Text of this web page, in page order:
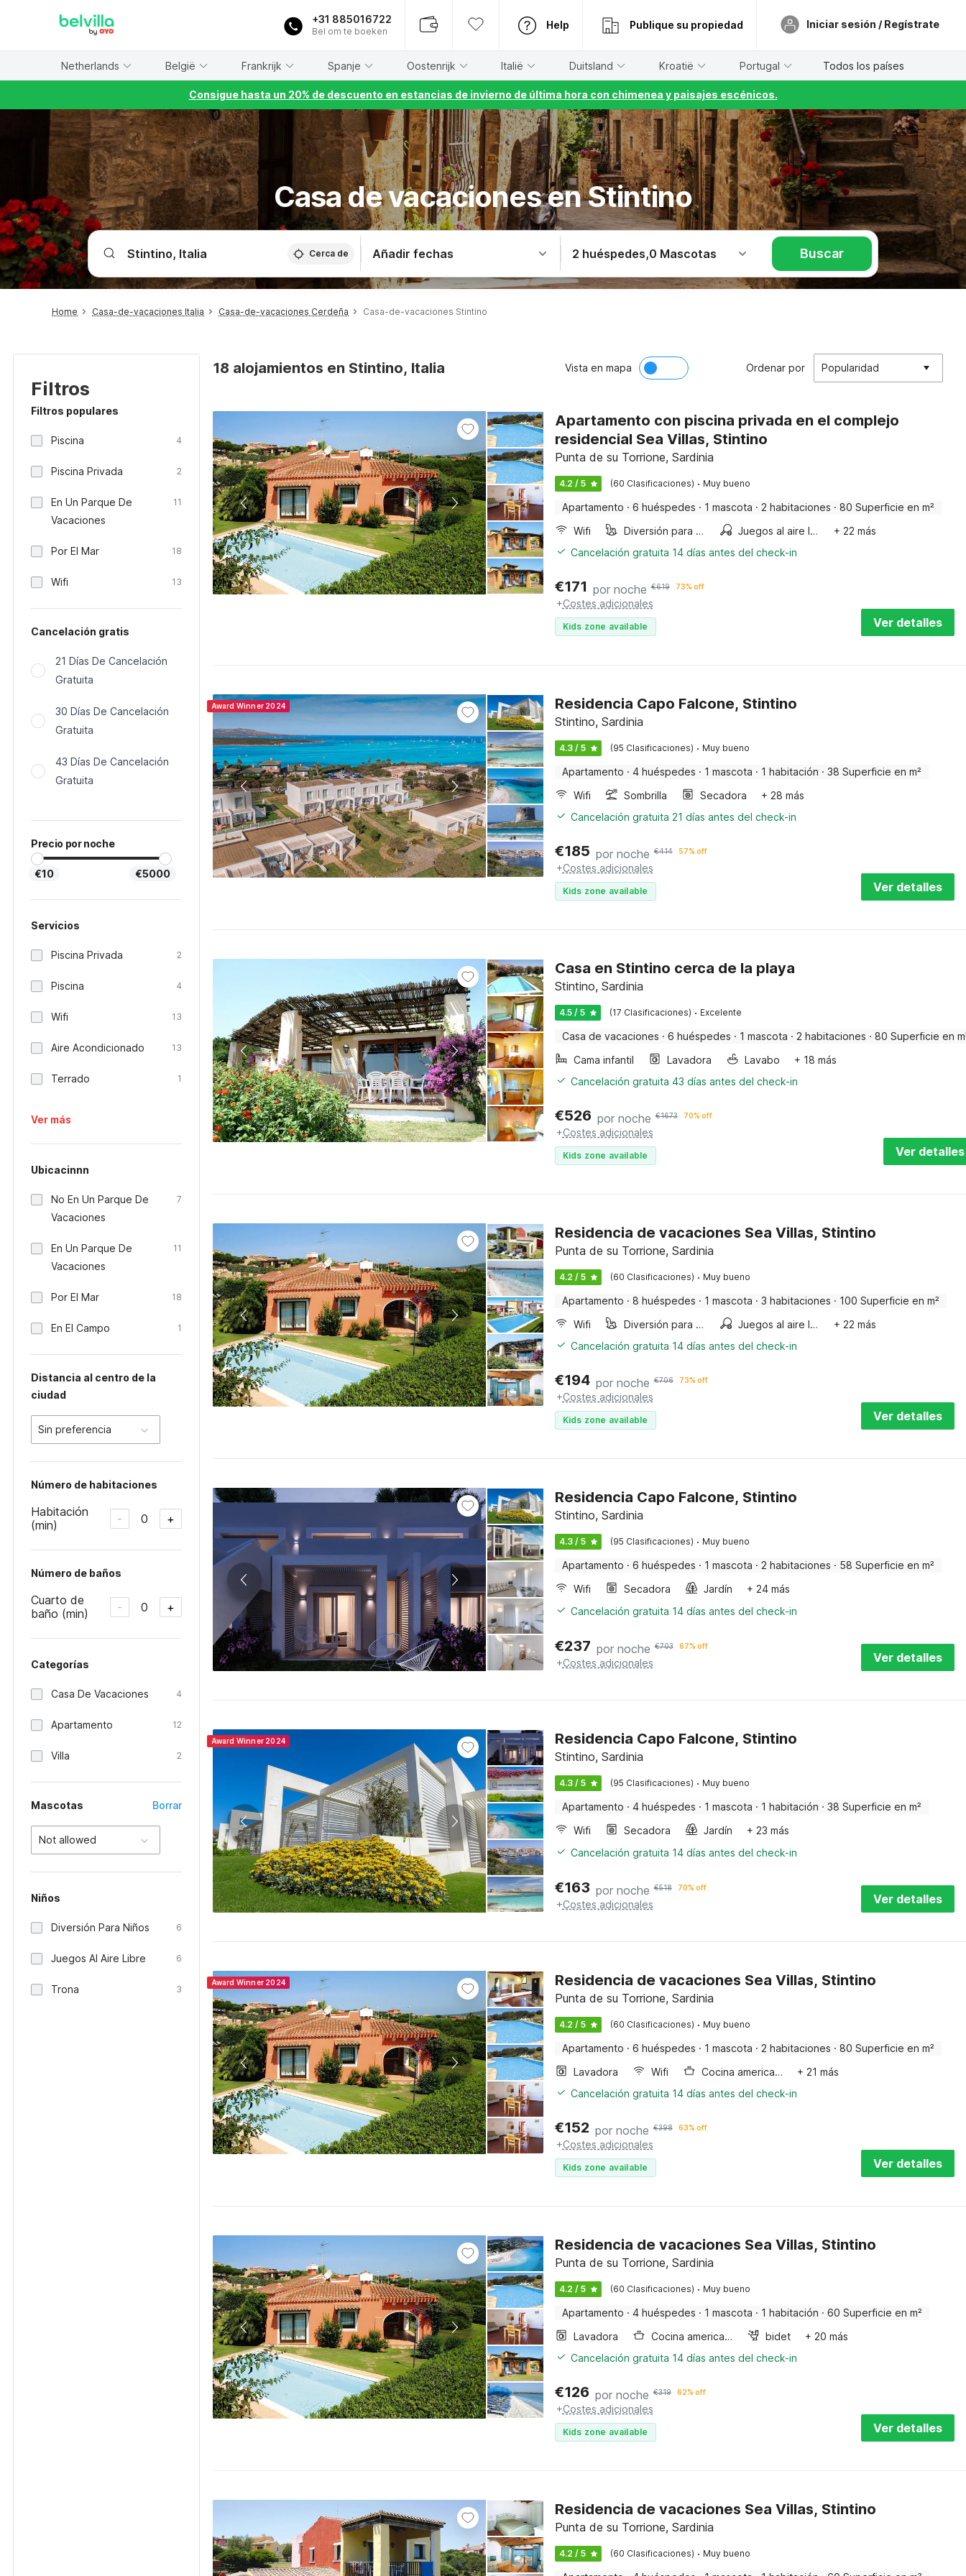
+31 885016722
Bel om te boeken
Help Publique su propiedad Iniciar sesión / Regístrate
Netherlands België Frankrijk Spanje Oostenrijk Italië Duitsland Kroatië Portugal Todos los países
Consigue hasta un 20% de descuento en estancias de invierno de última hora con chimenea y paisajes escénicos.
Casa de vacaciones en Stintino
Cerca de Añadir fechas 2 huéspedes,0 Mascotas Buscar
Home Casa-de-vacaciones Italia Casa-de-vacaciones Cerdeña Casa-de-vacaciones Stintino
Filtros
Filtros populares
Piscina 4
Piscina Privada 2
En Un Parque De
Vacaciones
11
Por El Mar 18
Wifi 13
Cancelación gratis
21 Días De Cancelación
Gratuita
30 Días De Cancelación
Gratuita
43 Días De Cancelación
Gratuita
Precio por noche
€10 €5000
Servicios
Piscina Privada 2
Piscina 4
Wifi 13
Aire Acondicionado 13
Terrado 1
Ver más
Ubicacinnn
No En Un Parque De
Vacaciones
7
En Un Parque De
Vacaciones
11
Por El Mar 18
En El Campo 1
Distancia al centro de la
ciudad
Sin preferencia
Número de habitaciones
Habitación
(min)
- 0 +
Número de baños
Cuarto de
baño (min)
- 0 +
Categorías
Casa De Vacaciones 4
Apartamento 12
Villa 2
Mascotas Borrar
Not allowed
Niños
Diversión Para Niños 6
Juegos Al Aire Libre 6
Trona 3
18 alojamientos en Stintino, Italia Vista en mapa Ordenar por Popularidad
Apartamento con piscina privada en el complejo
residencial Sea Villas, Stintino
Punta de su Torrione, Sardinia
4.2 / 5 (60 Clasificaciones) · Muy bueno
Apartamento · 6 huéspedes · 1 mascota · 2 habitaciones · 80 Superficie en m²
Wifi
Diversión para niños Juegos al aire libre
+ 22 más
Cancelación gratuita 14 días antes del check-in
€171 por noche €619 73% off
+Costes adicionales
Kids zone available Ver detalles
Award Winner 2024 Residencia Capo Falcone, Stintino
Stintino, Sardinia
4.3 / 5 (95 Clasificaciones) · Muy bueno
Apartamento · 4 huéspedes · 1 mascota · 1 habitación · 38 Superficie en m²
Wifi
Sombrilla Secadora
+ 28 más
Cancelación gratuita 21 días antes del check-in
€185 por noche €414 57% off
+Costes adicionales
Kids zone available Ver detalles
Casa en Stintino cerca de la playa
Stintino, Sardinia
4.5 / 5 (17 Clasificaciones) · Excelente
Casa de vacaciones · 6 huéspedes · 1 mascota · 2 habitaciones · 80 Superficie en
Cama infantil
Lavadora Lavabo
+ 18 más
Cancelación gratuita 43 días antes del check-in
€526 por noche €1673 70% off
+Costes adicionales
Kids zone available Ver detalles
Residencia de vacaciones Sea Villas, Stintino
Punta de su Torrione, Sardinia
4.2 / 5 (60 Clasificaciones) · Muy bueno
Apartamento · 8 huéspedes · 1 mascota · 3 habitaciones · 100 Superficie en m²
Wifi
Diversión para niños Juegos al aire libre
+ 22 más
Cancelación gratuita 14 días antes del check-in
€194 por noche €706 73% off
+Costes adicionales
Kids zone available Ver detalles
Residencia Capo Falcone, Stintino
Stintino, Sardinia
4.3 / 5 (95 Clasificaciones) · Muy bueno
Apartamento · 6 huéspedes · 1 mascota · 2 habitaciones · 58 Superficie en m²
Wifi
Secadora Jardín
+ 24 más
Cancelación gratuita 14 días antes del check-in
€237 por noche €703 67% off
+Costes adicionales Ver detalles
Award Winner 2024 Residencia Capo Falcone, Stintino
Stintino, Sardinia
4.3 / 5 (95 Clasificaciones) · Muy bueno
Apartamento · 4 huéspedes · 1 mascota · 1 habitación · 38 Superficie en m²
Wifi
Secadora Jardín
+ 23 más
Cancelación gratuita 14 días antes del check-in
€163 por noche €518 70% off
+Costes adicionales Ver detalles
Award Winner 2024 Residencia de vacaciones Sea Villas, Stintino
Punta de su Torrione, Sardinia
4.2 / 5 (60 Clasificaciones) · Muy bueno
Apartamento · 6 huéspedes · 1 mascota · 2 habitaciones · 80 Superficie en m²
Lavadora
Wifi Cocina americana
+ 21 más
Cancelación gratuita 14 días antes del check-in
€152 por noche €398 63% off
+Costes adicionales
Kids zone available Ver detalles
Residencia de vacaciones Sea Villas, Stintino
Punta de su Torrione, Sardinia
4.2 / 5 (60 Clasificaciones) · Muy bueno
Apartamento · 4 huéspedes · 1 mascota · 1 habitación · 60 Superficie en m²
Lavadora
Cocina americana bidet
+ 20 más
Cancelación gratuita 14 días antes del check-in
€126 por noche €319 62% off
+Costes adicionales
Kids zone available Ver detalles
Residencia de vacaciones Sea Villas, Stintino
Punta de su Torrione, Sardinia
4.2 / 5 (60 Clasificaciones) · Muy bueno